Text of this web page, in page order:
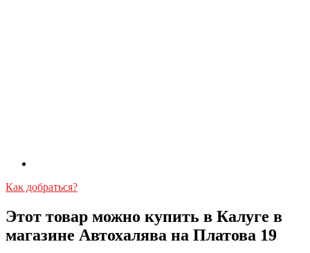
Как добраться?
Этот товар можно купить в Калуге в
магазине Автохалява на Платова 19